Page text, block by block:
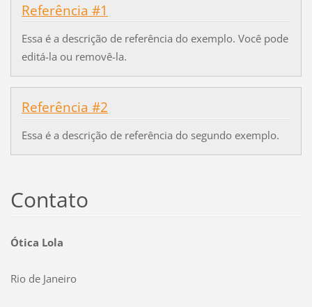
Referência #1
Essa é a descrição de referência do exemplo. Você pode
editá-la ou removê-la.
Referência #2
Essa é a descrição de referência do segundo exemplo.
Contato
Ótica Lola
Rio de Janeiro